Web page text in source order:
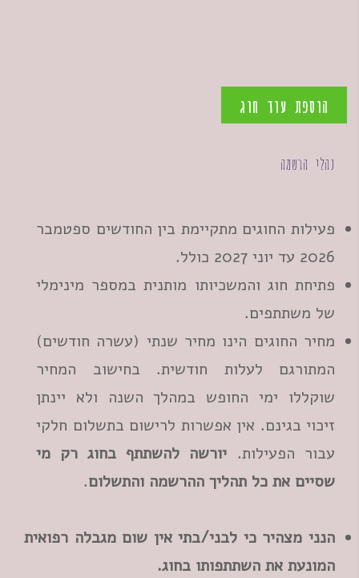
הוספת עוד חוג
נהלי הרשמה
פעילות החוגים מתקיימת בין החודשים ספטמבר
2026 עד יוני 2027 כולל.
פתיחת חוג והמשכיותו מותנית במספר מינימלי
של משתתפים.
מחיר החוגים הינו מחיר שנתי (עשרה חודשים)
המתורגם לעלות חודשית. בחישוב המחיר
שוקללו ימי החופש במהלך השנה ולא יינתן
זיכוי בגינם. אין אפשרות לרישום בתשלום חלקי
עבור הפעילות. יורשה להשתתף בחוג רק מי
שסיים את כל תהליך ההרשמה והתשלום.
הנני מצהיר כי לבני/בתי אין שום מגבלה רפואית
המונעת את השתתפותו בחוג.